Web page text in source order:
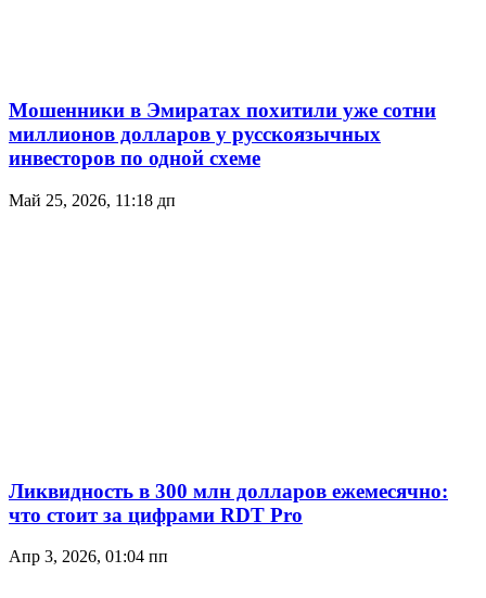
Мошенники в Эмиратах похитили уже сотни
миллионов долларов у русскоязычных
инвесторов по одной схеме
Май 25, 2026, 11:18 дп
Ликвидность в 300 млн долларов ежемесячно:
что стоит за цифрами RDT Pro
Апр 3, 2026, 01:04 пп